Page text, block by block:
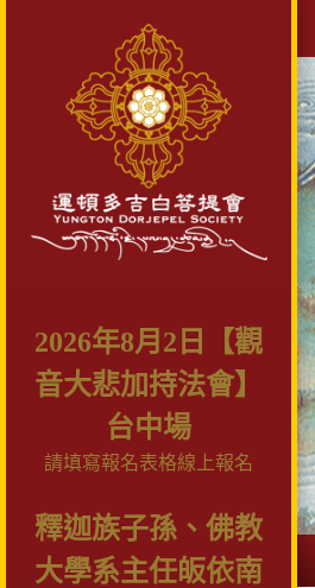
2026年8月2日【觀
音大悲加持法會】
台中場
請填寫報名表格線上報名
釋迦族子孫、佛教
大學系主任皈依南